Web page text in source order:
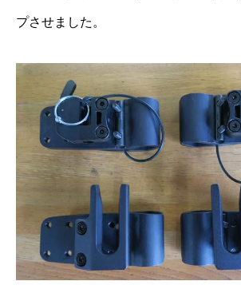
プさせました。